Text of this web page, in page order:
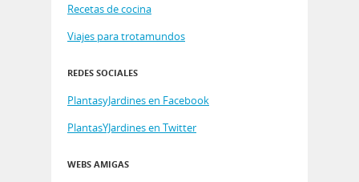
Recetas de cocina
Viajes para trotamundos
REDES SOCIALES
PlantasyJardines en Facebook
PlantasYJardines en Twitter
WEBS AMIGAS